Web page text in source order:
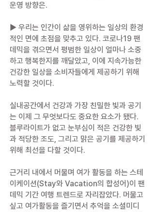
운영 방향은.
▶ 우리는 인간이 삶을 영위하는 일상의 환경
적인 면에 초점을 맞추고 있다. 코로나19 팬
데믹을 겪으면서 평범한 일상이 얼마나 소중
하고 행복한지를 깨달았고, 이에 지속가능한
건강한 일상을 소비자들에게 제공하기 위해
노력할 것이다.
실내공간에서 건강과 가장 친밀한 빛과 공기
는 이제 그 무엇보다도 중요한 요소가 됐다.
블루라이트가 없고 눈부심이 적은 건강한 빛
과 적당한 조도, 그리고 맑은 공기를 제공하기
위해 최선을 다할 것이다.
근거리 내에서 머물며 여가 활동을 하는 스테
이케이션(Stay와 Vacation의 합성어)이 팬
데믹 기간 여행 트렌드로 자리잡았다. 머물고
싶고 여가활동을 즐기면서 추억을 소셜미디